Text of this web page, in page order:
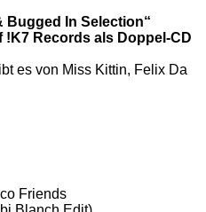
Bugged In Selection“
Records als Doppel-CD
es von Miss Kittin, Felix Da
Friends